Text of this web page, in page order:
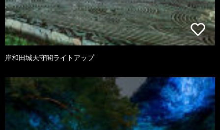
岸和田城天守閣ライトアップ